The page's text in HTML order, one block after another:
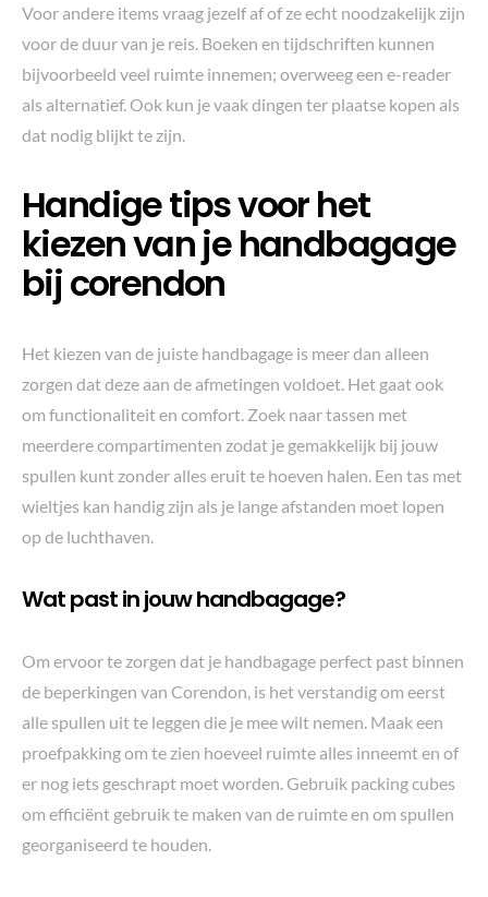
Voor andere items vraag jezelf af of ze echt noodzakelijk zijn
voor de duur van je reis. Boeken en tijdschriften kunnen
bijvoorbeeld veel ruimte innemen; overweeg een e-reader
als alternatief. Ook kun je vaak dingen ter plaatse kopen als
dat nodig blijkt te zijn.
Handige tips voor het
kiezen van je handbagage
bij corendon
Het kiezen van de juiste handbagage is meer dan alleen
zorgen dat deze aan de afmetingen voldoet. Het gaat ook
om functionaliteit en comfort. Zoek naar tassen met
meerdere compartimenten zodat je gemakkelijk bij jouw
spullen kunt zonder alles eruit te hoeven halen. Een tas met
wieltjes kan handig zijn als je lange afstanden moet lopen
op de luchthaven.
Wat past in jouw handbagage?
Om ervoor te zorgen dat je handbagage perfect past binnen
de beperkingen van Corendon, is het verstandig om eerst
alle spullen uit te leggen die je mee wilt nemen. Maak een
proefpakking om te zien hoeveel ruimte alles inneemt en of
er nog iets geschrapt moet worden. Gebruik packing cubes
om efficiënt gebruik te maken van de ruimte en om spullen
georganiseerd te houden.